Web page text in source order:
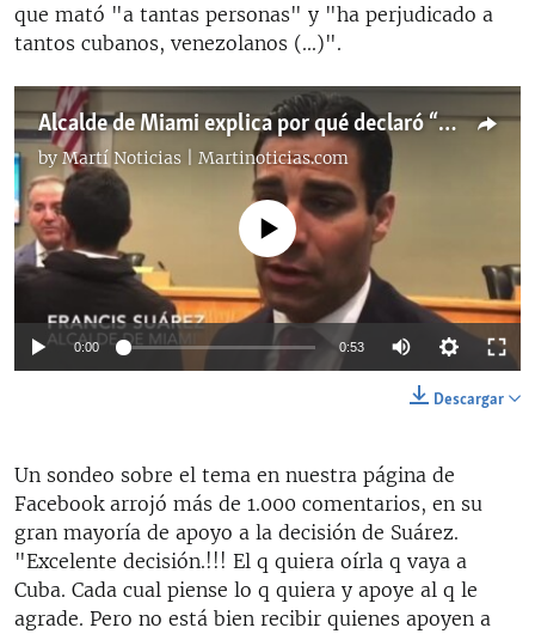
que mató "a tantas personas" y "ha perjudicado a
tantos cubanos, venezolanos (...)".
Alcalde de Miami explica por qué declaró “persona non grata” a Haila
by Martí Noticias | Martinoticias.com
Auto 144p 270p 360p
404p
No media source currently available
0:00 0:53
144p
360p
404p
Descargar
Un sondeo sobre el tema en nuestra página de
Facebook arrojó más de 1.000 comentarios, en su
gran mayoría de apoyo a la decisión de Suárez.
"Excelente decisión.!!! El q quiera oírla q vaya a
Cuba. Cada cual piense lo q quiera y apoye al q le
agrade. Pero no está bien recibir quienes apoyen a